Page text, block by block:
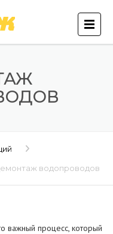
водопроводов
важный процесс, который